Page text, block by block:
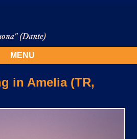
MENU
in Amelia (TR,